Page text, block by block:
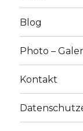
Blog
Photo –
Kontakt